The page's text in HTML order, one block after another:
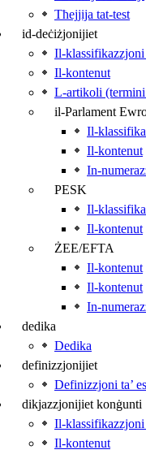
Tħejjija tat‑test
id-deċiżjonijiet
Il-klassifikazzjoni
Il-kontenut
L-artikoli (termini
il-Parlament
Il-
Il-kontenut
In-
PESK
Il-
Il-kontenut
ŻEE/EFTA
Il-kontenut
Il-kontenut
In-
dedika
Dedika
definizzjonijiet
Definizzjoni ta’
dikjazzjonijiet konġunti
Il-
Il-kontenut